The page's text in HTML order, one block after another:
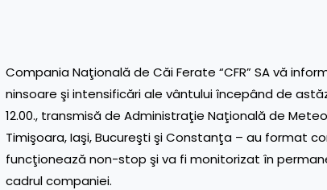
Compania Naţională de Căi Ferate “CFR” SA vă
ninsoare şi intensificări ale vântului începând de
12.00., transmisă de Administraţie Naţională de
Timişoara, Iaşi, Bucureşti şi Constanţa – au format
funcţionează non-stop şi va fi monitorizat în
cadrul companiei.